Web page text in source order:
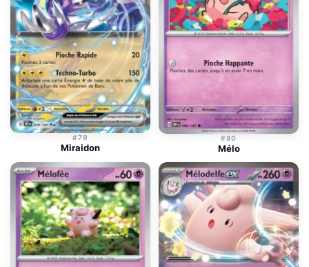
#79
Miraidon
#80
Mélo